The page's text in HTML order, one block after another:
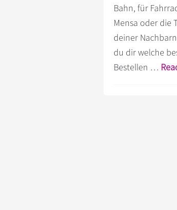
Bahn, für
Mensa oder die
deiner
du dir welche
Bestellen …